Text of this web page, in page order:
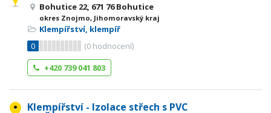
Bohutice 22, 671 76 Bohutice
okres Znojmo, Jihomoravský kraj
Klempířství, klempíř
0
(0 hodnocení)
+420 739 041 803
Klempířství - Izolace střech s PVC